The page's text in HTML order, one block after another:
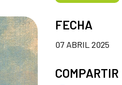
FECHA
07 ABRIL 2025
COMPARTIR